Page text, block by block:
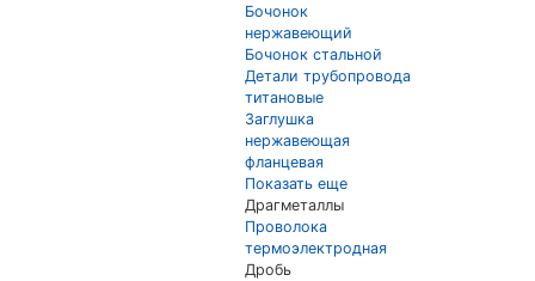
Бочонок
нержавеющий
Бочонок стальной
Детали трубопровода
титановые
Заглушка
нержавеющая
фланцевая
Показать еще
Драгметаллы
Проволока
термоэлектродная
Дробь